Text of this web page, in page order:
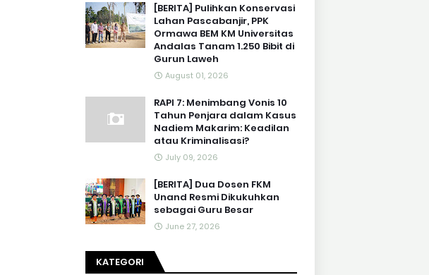
[BERITA] Pulihkan Konservasi
Lahan Pascabanjir, PPK
Ormawa BEM KM Universitas
Andalas Tanam 1.250 Bibit di
Gurun Laweh
August 01, 2026
RAPI 7: Menimbang Vonis 10
Tahun Penjara dalam Kasus
Nadiem Makarim: Keadilan
atau Kriminalisasi?
July 09, 2026
[BERITA] Dua Dosen FKM
Unand Resmi Dikukuhkan
sebagai Guru Besar
June 27, 2026
KATEGORI